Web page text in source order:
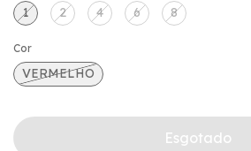
1 2 4 6 8
Cor
VERMELHO